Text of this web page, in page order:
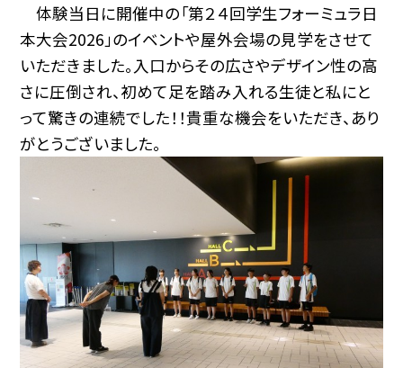
体験当日に開催中の「第２４回学生フォーミュラ日
本大会2026」のイベントや屋外会場の見学をさせて
いただきました。入口からその広さやデザイン性の高
さに圧倒され、初めて足を踏み入れる生徒と私にと
って驚きの連続でした！！貴重な機会をいただき、あり
がとうございました。